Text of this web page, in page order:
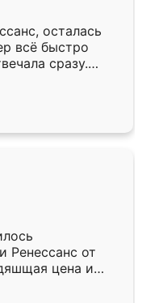
здесь.
осталась
всё быстро
сразу.
подошёл к
Собрали
даже
Ренессанс от
цена и
Приехавший